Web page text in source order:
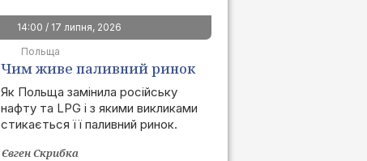
14:00 / 17 липня, 2026
Польща
Чим живе паливний ринок
Польщі після позбавлення
залежності від РФ
Як Польща замінила російську
нафту та LPG і з якими викликами
стикається її паливний ринок.
Євген Скрибка